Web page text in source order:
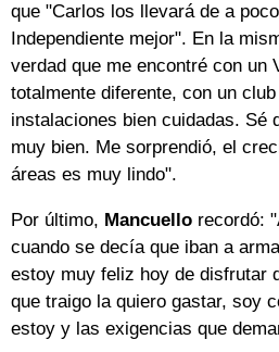
que "Carlos los llevará de a
Independiente mejor". En la
verdad que me encontré con un
totalmente diferente, con un
instalaciones bien cuidadas. Sé
muy bien. Me sorprendió, el
áreas es muy lindo".
Por último, Mancuello recordó:
cuando se decía que iban a
estoy muy feliz hoy de disfrutar
que traigo la quiero gastar, soy
estoy y las exigencias que